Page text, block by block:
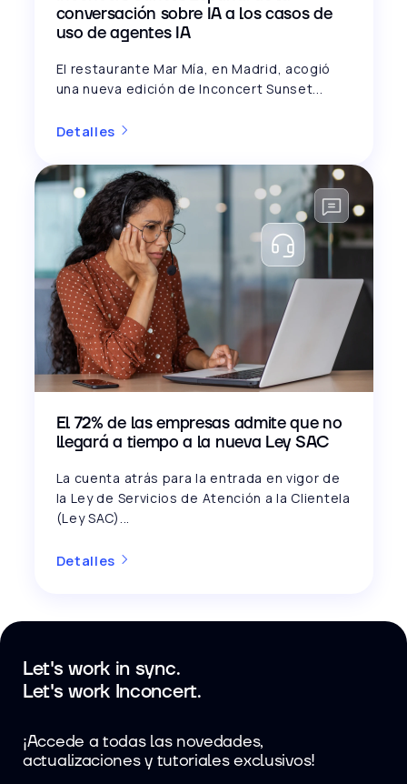
conversación sobre IA a los casos de
uso de agentes IA
El restaurante Mar Mía, en Madrid, acogió
una nueva edición de Inconcert Sunset...
Detalles
El 72% de las empresas admite que no
llegará a tiempo a la nueva Ley SAC
La cuenta atrás para la entrada en vigor de
la Ley de Servicios de Atención a la Clientela
(Ley SAC)...
Detalles
Let's work in sync.
Let's work Inconcert.
¡Accede a todas las novedades,
actualizaciones y tutoriales exclusivos!